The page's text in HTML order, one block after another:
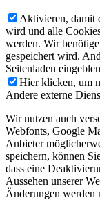
Aktivieren, damit
wird und alle
werden. Wir
gespeichert wird.
Seitenladen
Hier klicken, um
Andere externe
Wir nutzen auch
Webfonts, Google
Anbieter
speichern, können
dass eine
Aussehen unserer
Änderungen werden